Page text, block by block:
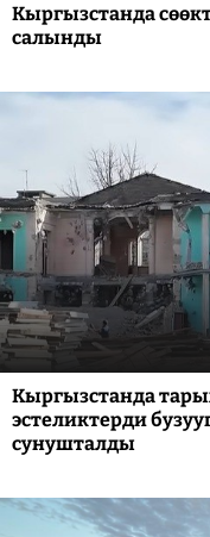
Кыргызстанда
салынды
Кыргызстанда
эстеликтерди
сунушталды